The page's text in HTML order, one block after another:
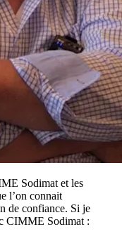
Sodimat et les
l’on connait
de confiance. Si je
CIMME Sodimat :